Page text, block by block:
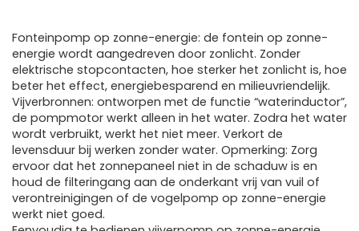
Fonteinpomp op zonne-energie: de fontein op zonne-
energie wordt aangedreven door zonlicht. Zonder
elektrische stopcontacten, hoe sterker het zonlicht is, hoe
beter het effect, energiebesparend en milieuvriendelijk.
Vijverbronnen: ontworpen met de functie “waterinductor”,
de pompmotor werkt alleen in het water. Zodra het water
wordt verbruikt, werkt het niet meer. Verkort de
levensduur bij werken zonder water. Opmerking: Zorg
ervoor dat het zonnepaneel niet in de schaduw is en
houd de filteringang aan de onderkant vrij van vuil of
verontreinigingen of de vogelpomp op zonne-energie
werkt niet goed.